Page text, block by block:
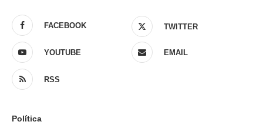
FACEBOOK TWITTER
YOUTUBE EMAIL
RSS
Política